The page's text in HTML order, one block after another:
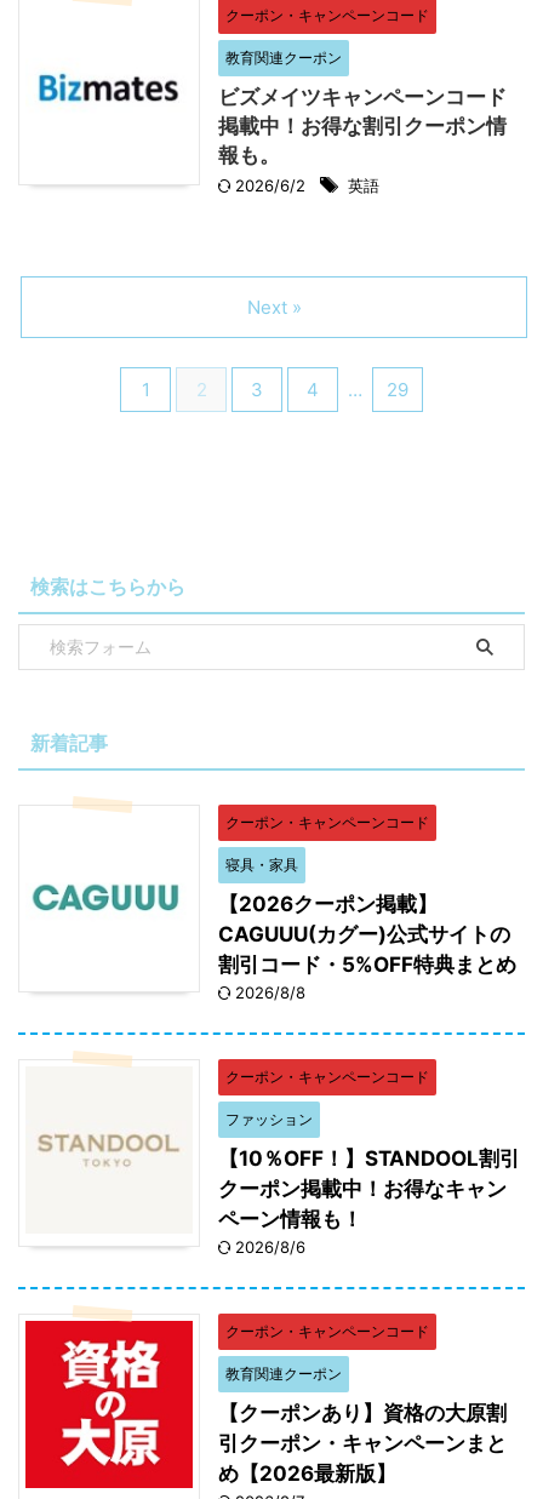
クーポン・キャンペーンコード
教育関連クーポン
ビズメイツキャンペーンコード
掲載中！お得な割引クーポン情
報も。
2026/6/2 英語
1 2 3 4 … 29
Next »
検索はこちらから
新着記事
クーポン・キャンペーンコード
寝具・家具
【2026クーポン掲載】
CAGUUU(カグー)公式サイトの
割引コード・5%OFF特典まとめ
2026/8/8
クーポン・キャンペーンコード
ファッション
【10％OFF！】STANDOOL割引
クーポン掲載中！お得なキャン
ペーン情報も！
2026/8/6
クーポン・キャンペーンコード
教育関連クーポン
【クーポンあり】資格の大原割
引クーポン・キャンペーンまと
め【2026最新版】